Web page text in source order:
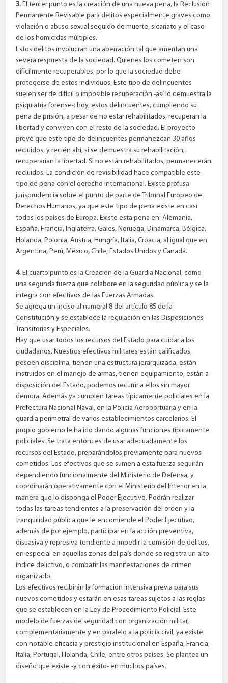
3. El tercer punto es la creación de una nueva pena, la Reclusión
Permanente Revisable para delitos especialmente graves como
violación o abuso sexual seguido de muerte, sicariato y el caso
de los homicidas múltiples.
Estos delitos involucran una aberración tal que ameritan una
severa respuesta de la sociedad. Quienes los cometen son
difícilmente recuperables, por lo que la sociedad debe
protegerse de estos individuos. Este tipo de delincuentes
suelen ser de difícil o imposible recuperación -así lo demuestra la
psiquiatría forense-; hoy, estos delincuentes, cumpliendo su
pena de prisión, a pesar de no estar rehabilitados, recuperan la
libertad y conviven con el resto de la sociedad. El proyecto
prevé que este tipo de delincuentes permanezcan 30 años
recluidos, y recién ahí, si se demuestra su rehabilitación;
recuperarían la libertad. Si no están rehabilitados, permanecerán
recluidos. La condición de revisibilidad hace compatible este
tipo de pena con el derecho internacional. Existe profusa
jurisprudencia sobre el punto de parte de Tribunal Europeo de
Derechos Humanos, ya que este tipo de pena existe en casi
todos los países de Europa. Existe esta pena en: Alemania,
España, Francia, Inglaterra, Gales, Noruega, Dinamarca, Bélgica,
Holanda, Polonia, Austria, Hungría, Italia, Croacia, al igual que en
Argentina, Perú, México, Chile, Estados Unidos y Canadá.
4. El cuarto punto es la Creación de la Guardia Nacional, como
una segunda fuerza que colabore en la seguridad pública y se la
integra con efectivos de las Fuerzas Armadas.
Se agrega un inciso al numeral 8 del artículo 85 de la
Constitución y se establece la regulación en las Disposiciones
Transitorias y Especiales.
Hay que usar todos los recursos del Estado para cuidar a los
ciudadanos. Nuestros efectivos militares están calificados,
poseen disciplina, tienen una estructura jerarquizada, están
instruidos en el manejo de armas, tienen equipamiento, están a
disposición del Estado, podemos recurrir a ellos sin mayor
demora. Además ya cumplen tareas típicamente policiales en la
Prefectura Nacional Naval, en la Policía Aeroportuaria y en la
guardia perimetral de varios establecimientos carcelarios. El
propio gobierno le ha ido dando algunas funciones típicamente
policiales. Se trata entonces de usar adecuadamente los
recursos del Estado, preparándolos previamente para nuevos
cometidos. Los efectivos que se sumen a esta fuerza seguirán
dependiendo funcionalmente del Ministerio de Defensa, y
coordinarán operativamente con el Ministerio del Interior en la
manera que lo disponga el Poder Ejecutivo. Podrán realizar
todas las tareas tendientes a la preservación del orden y la
tranquilidad pública que le encomiende el Poder Ejecutivo,
además de por ejemplo, participar en la acción preventiva,
disuasiva y represiva tendiente a impedir la comisión de delitos,
en especial en aquellas zonas del país donde se registra un alto
índice delictivo, o combatir las manifestaciones de crimen
organizado.
Los efectivos recibirán la formación intensiva previa para sus
nuevos cometidos y estarán en esas tareas sujetos a las reglas
que se establecen en la Ley de Procedimiento Policial. Este
modelo de fuerzas de seguridad con organización militar,
complementariamente y en paralelo a la policía civil, ya existe
con notable eficacia y prestigio institucional en España, Francia,
Italia, Portugal, Holanda, Chile, entre otros países. Se plantea un
diseño que existe -y con éxito- en muchos países.